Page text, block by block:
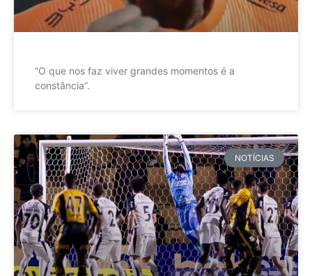
”O que nos faz viver grandes momentos é a
constância”.
NOTÍCIAS